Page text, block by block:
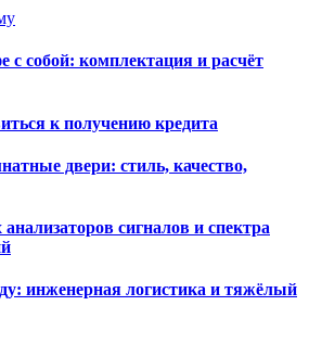
с собой: комплектация и расчёт
к получению кредита
двери: стиль, качество,
сигналов и спектра
инженерная логистика и тяжёлый